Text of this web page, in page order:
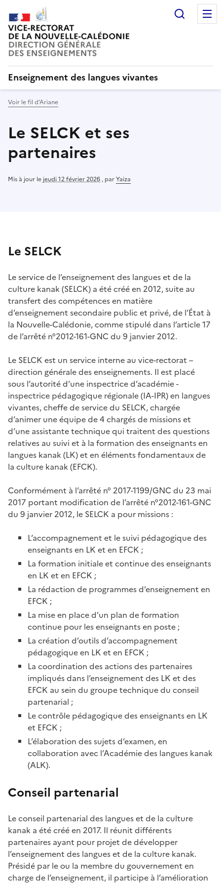
Enseignement des langues vivantes
Voir le fil d’Ariane
Le SELCK et ses
partenaires
Mis à jour le jeudi 12 février 2026 , parYaiza
Le SELCK
Le service de l’enseignement des langues et de la
culture kanak (SELCK) a été créé en 2012, suite au
transfert des compétences en matière
d’enseignement secondaire public et privé, de l’État à
la Nouvelle-Calédonie, comme stipulé dans l’article 17
de l’arrêté n°2012-161-GNC du 9 janvier 2012.
Le SELCK est un service interne au vice-rectorat –
direction générale des enseignements. Il est placé
sous l’autorité d’une inspectrice d’académie -
inspectrice pédagogique régionale (IA-IPR) en langues
vivantes, cheffe de service du SELCK, chargée
d’animer une équipe de 4 chargés de missions et
d’une assistante technique qui traitent des questions
relatives au suivi et à la formation des enseignants en
langues kanak (LK) et en éléments fondamentaux de
la culture kanak (EFCK).
Conformément à l’arrêté n° 2017-1199/GNC du 23 mai
2017 portant modification de l’arrêté n°2012-161-GNC
du 9 janvier 2012, le SELCK a pour missions :
L’accompagnement et le suivi pédagogique des
enseignants en LK et en EFCK ;
La formation initiale et continue des enseignants
en LK et en EFCK ;
La rédaction de programmes d’enseignement en
EFCK ;
La mise en place d’un plan de formation
continue pour les enseignants en poste ;
La création d’outils d’accompagnement
pédagogique en LK et en EFCK ;
La coordination des actions des partenaires
impliqués dans l’enseignement des LK et des
EFCK au sein du groupe technique du conseil
partenarial ;
Le contrôle pédagogique des enseignants en LK
et EFCK ;
L’élaboration des sujets d’examen, en
collaboration avec l’Académie des langues kanak
(ALK).
Conseil partenarial
Le conseil partenarial des langues et de la culture
kanak a été créé en 2017. Il réunit différents
partenaires ayant pour projet de développer
l’enseignement des langues et de la culture kanak.
Présidé par le ou la membre du gouvernement en
charge de l’enseignement, il participe à l’amélioration